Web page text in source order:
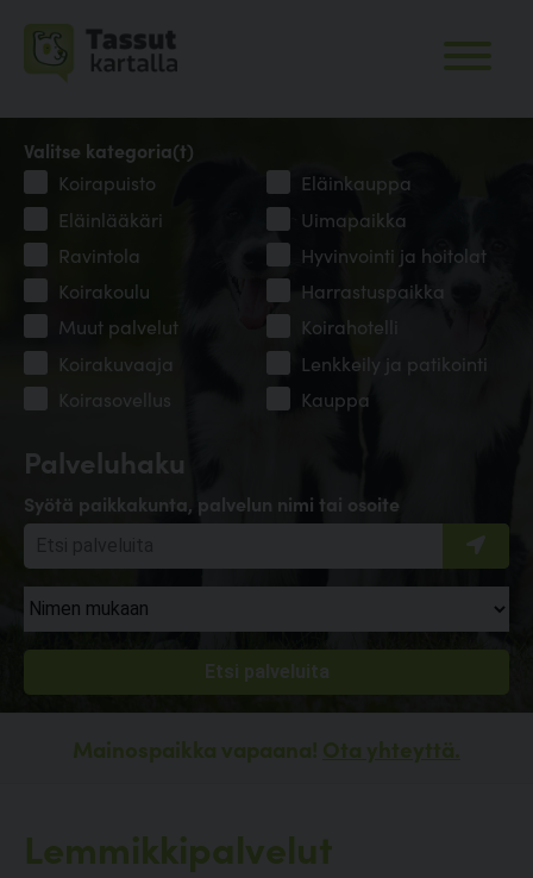
Palveluhaku
Syötä paikkakunta, palvelun nimi tai osoite
Valitse kategoria(t)
Koirapuisto
Eläinkauppa
Eläinlääkäri
Uimapaikka
Ravintola
Hyvinvointi ja hoitolat
Koirakoulu
Harrastuspaikka
Muut palvelut
Koirahotelli
Koirakuvaaja
Lenkkeily ja patikointi
Koirasovellus
Kauppa
Mainospaikka vapaana! Ota yhteyttä.
Lemmikkipalvelut